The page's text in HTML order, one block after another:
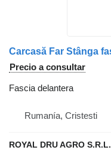
Precio a consultar
Fascia delantera
Rumanía, Cristesti
ROYAL DRU AGRO S.R.L.